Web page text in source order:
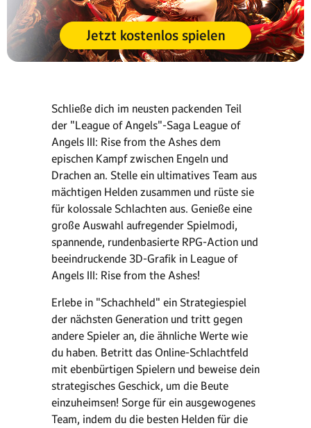
Jetzt kostenlos spielen
Schließe dich im neusten packenden Teil
der "League of Angels"-Saga League of
Angels III: Rise from the Ashes dem
epischen Kampf zwischen Engeln und
Drachen an. Stelle ein ultimatives Team aus
mächtigen Helden zusammen und rüste sie
für kolossale Schlachten aus. Genieße eine
große Auswahl aufregender Spielmodi,
spannende, rundenbasierte RPG-Action und
beeindruckende 3D-Grafik in League of
Angels III: Rise from the Ashes!
Erlebe in "Schachheld" ein Strategiespiel
der nächsten Generation und tritt gegen
andere Spieler an, die ähnliche Werte wie
du haben. Betritt das Online-Schlachtfeld
mit ebenbürtigen Spielern und beweise dein
strategisches Geschick, um die Beute
einzuheimsen! Sorge für ein ausgewogenes
Team, indem du die besten Helden für die